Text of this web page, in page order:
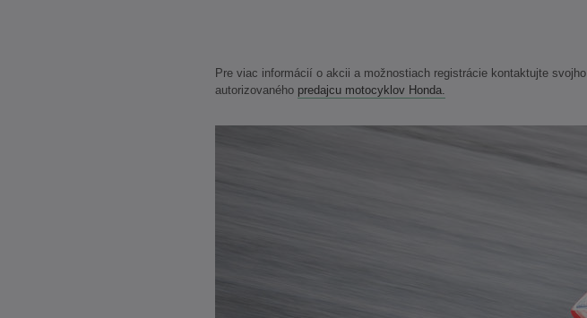
Pre viac informácií o akcii a možnostiach registrácie kontaktujte svojho
autorizovaného predajcu motocyklov Honda.